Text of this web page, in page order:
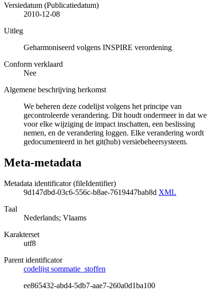
Versiedatum (Publicatiedatum)
2010-12-08
Uitleg
Geharmoniseerd volgens INSPIRE verordening
Conform verklaard
Nee
Algemene beschrijving herkomst
We beheren deze codelijst volgens het principe van
gecontroleerde verandering. Dit houdt ondermeer in dat we
voor elke wijziging de impact inschatten, een beslissing
nemen, en de verandering loggen. Elke verandering wordt
gedocumenteerd in het git(hub) versiebeheersysteem.
Meta-metadata
Metadata identificator (fileIdentifier)
9d147dbd-03c6-556c-b8ae-7619447bab8d XML
Taal
Nederlands; Vlaams
Karakterset
utf8
Parent identificator
codelijst sommatie_stoffen
ee865432-abd4-5db7-aae7-260a0d1ba100